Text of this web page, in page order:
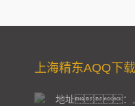
上海精东AQQ下
地址：上